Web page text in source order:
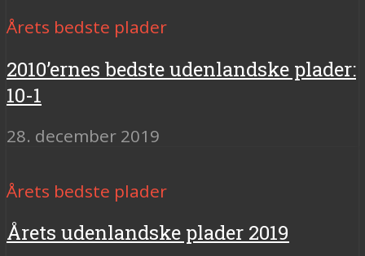
Årets bedste plader
2010’ernes bedste udenlandske plader:
10-1
28. december 2019
Årets bedste plader
Årets udenlandske plader 2019